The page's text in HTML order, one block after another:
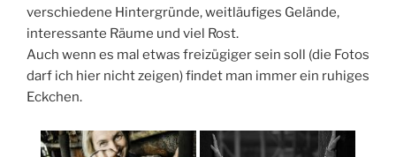
verschiedene Hintergründe, weitläufiges Gelände,
interessante Räume und viel Rost.
Auch wenn es mal etwas freizügiger sein soll (die Fotos
darf ich hier nicht zeigen) findet man immer ein ruhiges
Eckchen.